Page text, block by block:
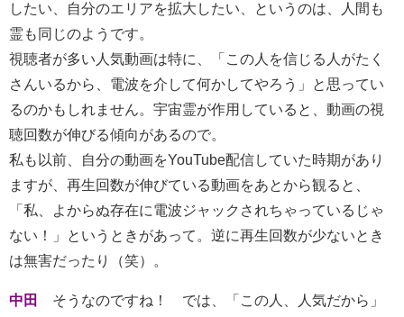
したい、自分のエリアを拡大したい、というのは、人間も
霊も同じのようです。
視聴者が多い人気動画は特に、「この人を信じる人がたく
さんいるから、電波を介して何かしてやろう」と思ってい
るのかもしれません。宇宙霊が作用していると、動画の視
聴回数が伸びる傾向があるので。
私も以前、自分の動画をYouTube配信していた時期があり
ますが、再生回数が伸びている動画をあとから観ると、
「私、よからぬ存在に電波ジャックされちゃっているじゃ
ない！」というときがあって。逆に再生回数が少ないとき
は無害だったり（笑）。
中田
そうなのですね！ では、「この人、人気だから」